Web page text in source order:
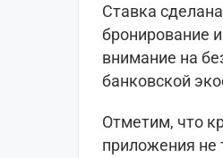
Ставка
бронирование
внимание на
банковской
Отметим, что
приложения не